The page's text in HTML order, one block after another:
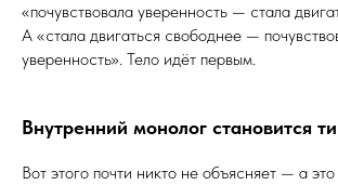
«почувствовала уверенность — стала
А «стала двигаться свободнее —
уверенность». Тело идёт первым.
Внутренний монолог становится
Вот этого почти никто не объясняет — а